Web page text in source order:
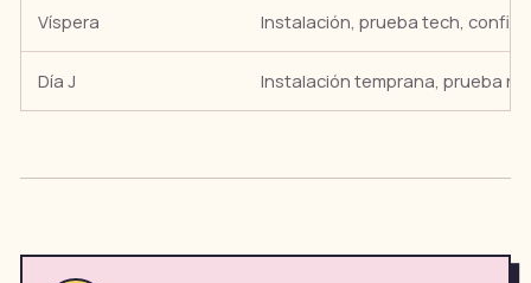
Víspera Instalación, prueba tech,
Día J Instalación temprana, prueba